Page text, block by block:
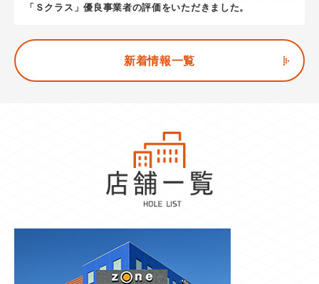
「Ｓクラス」優良事業者の評価をいただきました。
新着情報一覧